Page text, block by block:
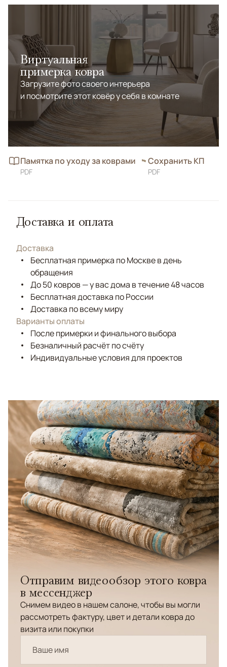
Виртуальная
примерка ковра
Загрузите фото своего интерьера
и посмотрите этот ковёр у себя в комнате
Памятка по уходу за коврами
PDF
Сохранить КП
PDF
Доставка и оплата
Доставка
Бесплатная примерка по Москве в день
обращения
До 50 ковров — у вас дома в течение 48 часов
Бесплатная доставка по России
Доставка по всему миру
Варианты оплаты
После примерки и финального выбора
Безналичный расчёт по счёту
Индивидуальные условия для проектов
Отправим видеообзор этого ковра
в мессенджер
Снимем видео в нашем салоне, чтобы вы могли
рассмотреть фактуру, цвет и детали ковра до
визита или покупки